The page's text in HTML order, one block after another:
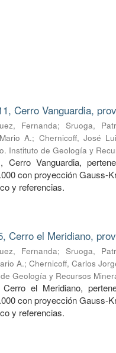
Cerro Vanguardia,
Fernanda;Sruoga,
A.; Chernicoff, José
Instituto de Geología y
Cerro Vanguardia,
con proyección Gauss-
y referencias.
Cerro el Meridiano,
Fernanda;Sruoga,
A.; Chernicoff, Carlos
Geología y Recursos
Cerro el Meridiano,
con proyección Gauss-
y referencias.